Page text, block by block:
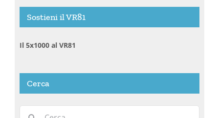
Sostieni il VR81
Il 5x1000 al VR81
Cerca